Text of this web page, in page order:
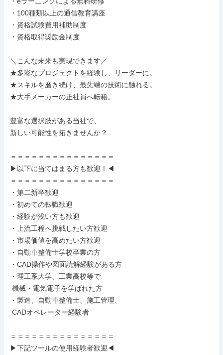
・100種類以上の通信教育講座
・資格試験費用補助制度
・資格取得奨励金制度
＼こんな未来も実現できます／
★多彩なプロジェクトを経験し、リーダーに。
★スキルを磨き続け、最先端の技術に触れる。
★大手メーカーの正社員へ転籍。
豊富な選択肢がある当社で、
新しい可能性を拓きませんか？
＝＝＝＝＝＝＝＝＝＝＝＝＝＝＝
▶以下に当てはまる方も歓迎！◀
＝＝＝＝＝＝＝＝＝＝＝＝＝＝＝
・第二新卒歓迎
・初めての転職歓迎
・経験が浅い方も歓迎
・上流工程へ挑戦したい方歓迎
・市場価値を高めたい方歓迎
・自動車整備士学校卒業の方
・CAD操作や図面読解経験がある方
・理工系大学、工業高校等で
・製造、自動車整備士、施工管理、
＝＝＝＝＝＝＝＝＝＝＝＝＝＝＝
▶下記ツールの使用経験者歓迎◀